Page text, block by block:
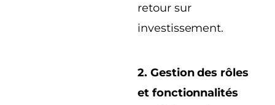
retour sur
investissement.
2. Gestion des rôles
et fonctionnalités